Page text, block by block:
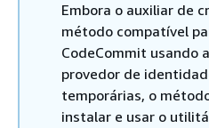
Embora o auxiliar de
método compatível
CodeCommit usando
provedor de
temporárias, o
instalar e usar o